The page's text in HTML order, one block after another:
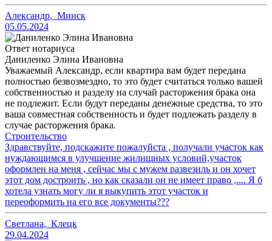
Александр, Минск
05.05.2024
Ответ нотариуса
Даниленко Элина Ивановна
Уважаемый Александр, если квартира вам будет передана
полностью безвозмездно, то это будет считаться только вашей
собственностью и разделу на случай расторжения брака она
не подлежит. Если будут переданы денежные средства, то это
ваша совместная собственность и будет подлежать разделу в
случае расторжения брака.
Строительство
Здравствуйте, подскажите пожалуйста , получали участок как
нуждающимся в улучшение жилищных условий,участок
оформлен на меня , сейчас мы с мужем развезиль и он хочет
этот дом достроить , но как сказали он не имеет право ,.... Я б
хотела узнать могу ли я выкупить этот участок и
переоформить на его все документы???
Светлана, Клецк
29.04.2024